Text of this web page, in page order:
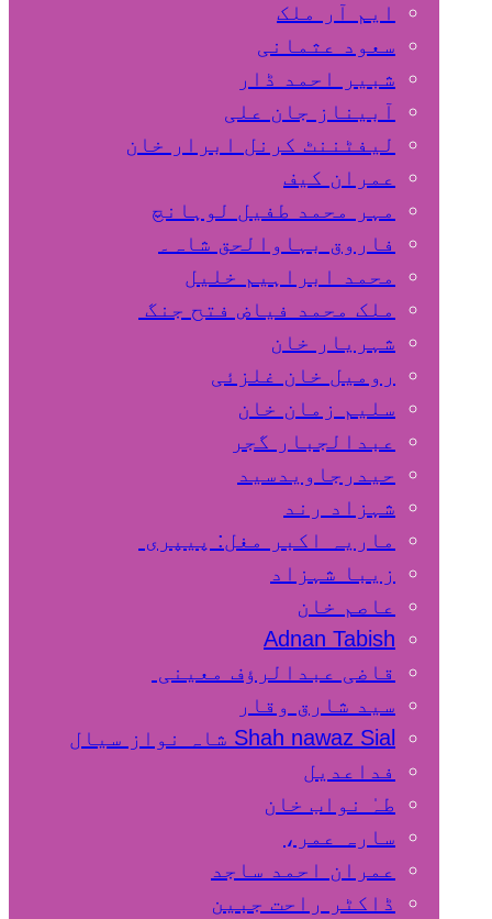
ایم آر ملک
سعود عثمانی
شبیر احمد ڈار
آبیناز جان علی
لیفٹننٹ کرنل ابرار خان
عمران کیف
مہر محمد طفیل لوہانچ
فاروق بہاوالحق شاہ۔
محمد ابراہیم خلیل
ملک محمد فیاض فتح جنگ
شہریار خان
رومیل خان غلزئی
سلیم زمان خان
عبدالجبار گجر
حیدرجاویدسید
شہزاد رند
ماریہ اکبر مغل: پیپری
زیبا شہزاد
عاصم خان
Adnan Tabish
قاضی عبدالرؤف معینی
سید شارق وقار
Shah nawaz Sial شاہ نواز سیال
فداعدیل
طہٰ نواب خان
سارہ عمر،
عمران احمد ساجد
ڈاکٹر راحت جبین